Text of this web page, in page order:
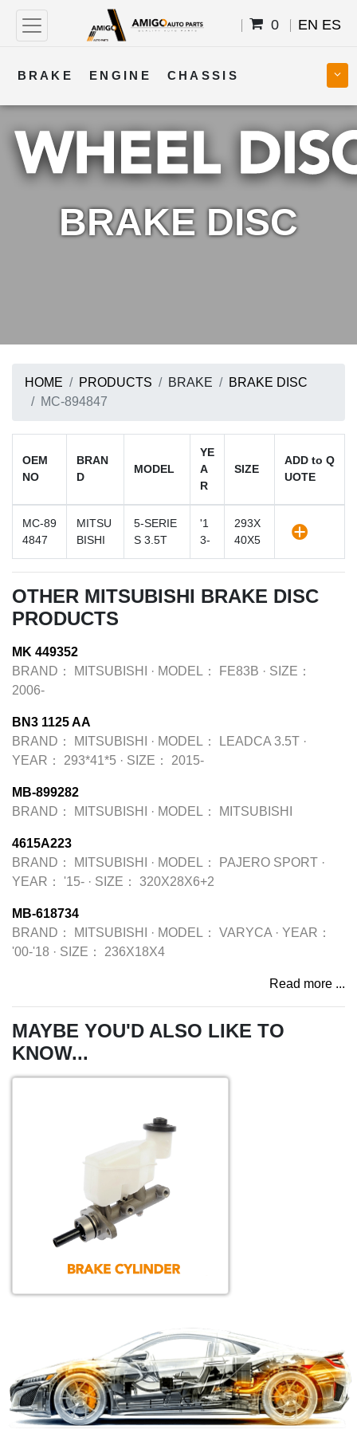
0 EN ES
BRAKE ENGINE CHASSIS
COOLING STEERING BODY
TRANSMISSION FUEL ELECTRICAL
BRAKE DISC
HOME PRODUCTS BRAKE
BRAKE DISC
MC-894847
OEM
NO
BRAN
D
MODEL
YE
A
R
SIZE
ADD to Q
UOTE
MC-89
4847
MITSU
BISHI
5-SERIE
S 3.5T
'1
3-
293X
40X5
OTHER MITSUBISHI BRAKE DISC
PRODUCTS
MK 449352
BRAND：
MITSUBISHI · MODEL： FE83B · SIZE：
2006-
BN3 1125 AA
BRAND：
MITSUBISHI · MODEL： LEADCA 3.5T ·
YEAR：
293*41*5 · SIZE： 2015-
MB-899282
BRAND：
MITSUBISHI · MODEL： MITSUBISHI
4615A223
BRAND：
MITSUBISHI · MODEL： PAJERO SPORT ·
YEAR：
'15- · SIZE： 320X28X6+2
MB-618734
BRAND：
MITSUBISHI · MODEL： VARYCA · YEAR：
'00-'18 · SIZE： 236X18X4
Read more ...
MAYBE YOU'D ALSO LIKE TO
KNOW...